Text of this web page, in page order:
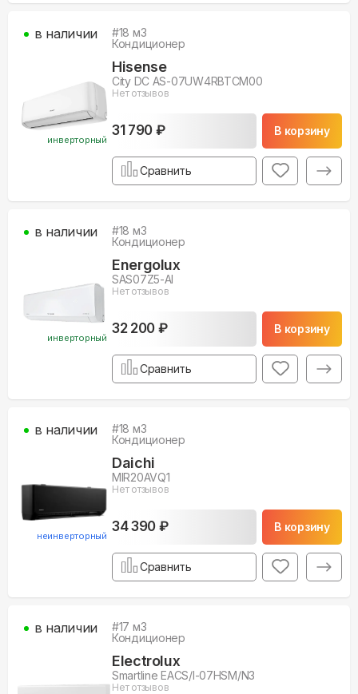
инверторный
#18 м3
Кондиционер
Hisense
City DC AS-07UW4RBTCM00
Нет отзывов
31 790 ₽ В корзину
в наличии
Сравнить
инверторный
#18 м3
Кондиционер
Energolux
SAS07Z5-AI
Нет отзывов
32 200 ₽ В корзину
в наличии
Сравнить
неинверторный
#18 м3
Кондиционер
Daichi
MIR20AVQ1
Нет отзывов
34 390 ₽ В корзину
в наличии
Сравнить
#17 м3
Кондиционер
Electrolux
Smartline EACS/I-07HSM/N3
Нет отзывов
в наличии